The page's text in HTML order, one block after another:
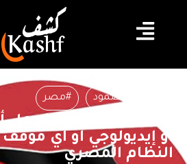
#قافلة الصمود #مصر
قافلة الصمود : لا
أو إيديولوجي أو أي
النظام المصري